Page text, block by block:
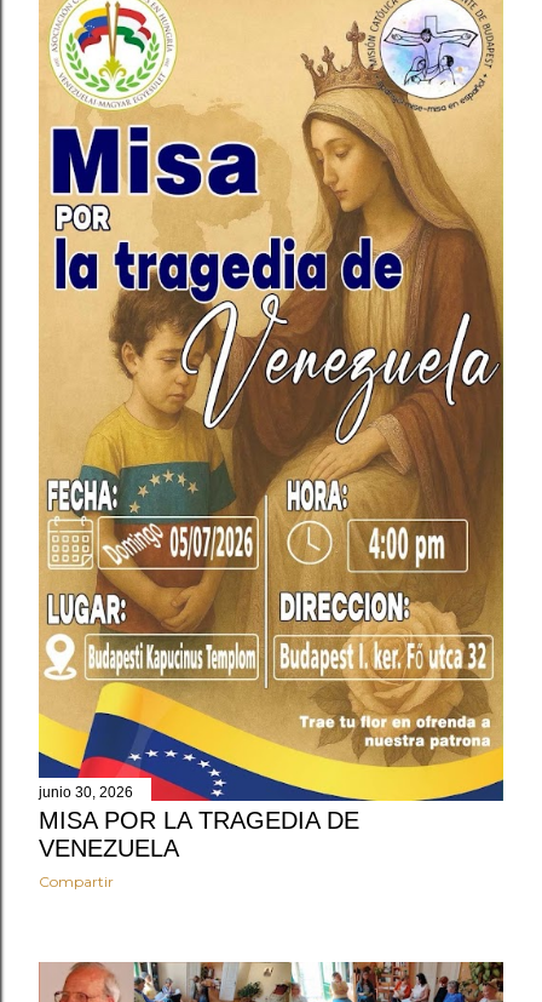
junio 30, 2026
MISA POR LA TRAGEDIA DE
VENEZUELA
Compartir